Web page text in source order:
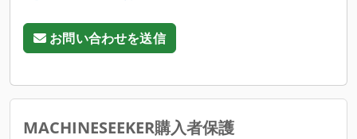
お問い合わせを送信
MACHINESEEKER購入者保護